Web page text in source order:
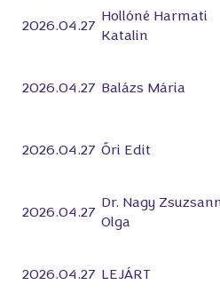
2026.04.27
Hollóné Harmati
Katalin
2026.04.27 Balázs Mária
2026.04.27 Őri Edit
2026.04.27
Dr. Nagy
Olga
2026.04.27 LEJÁRT